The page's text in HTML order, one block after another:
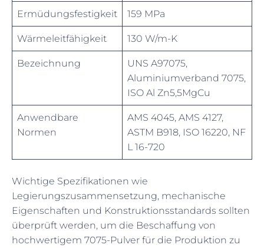
Ermüdungsfestigkeit 159 MPa
Wärmeleitfähigkeit 130 W/m-K
Bezeichnung
UNS A97075,
Aluminiumverband 7075,
ISO Al Zn5,5MgCu
Anwendbare
Normen
AMS 4045, AMS 4127,
ASTM B918, ISO 16220, NF
L 16-720
Wichtige Spezifikationen wie
Legierungszusammensetzung, mechanische
Eigenschaften und Konstruktionsstandards sollten
überprüft werden, um die Beschaffung von
hochwertigem 7075-Pulver für die Produktion zu